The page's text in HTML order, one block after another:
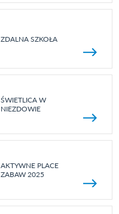
ZDALNA SZKOŁA
ŚWIETLICA W
NIEZDOWIE
AKTYWNE PLACE
ZABAW 2025